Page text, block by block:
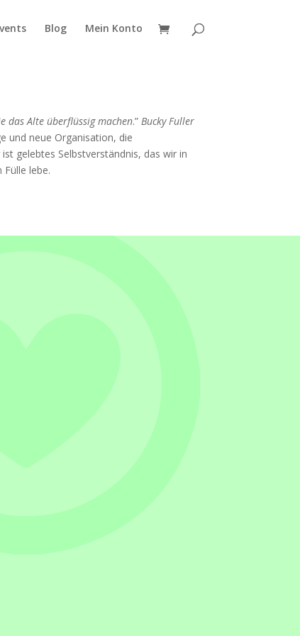
Blog Mein Konto
das Alte überflüssig machen.”Bucky Fuller
und neue Organisation, die
gelebtes Selbstverständnis, das wir in
lebe.